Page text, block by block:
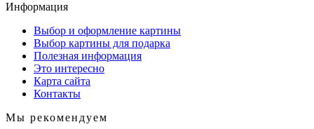
Информация
Выбор и оформление картины
Выбор картины для подарка
Полезная информация
Это интересно
Карта сайта
Контакты
Мы рекомендуем